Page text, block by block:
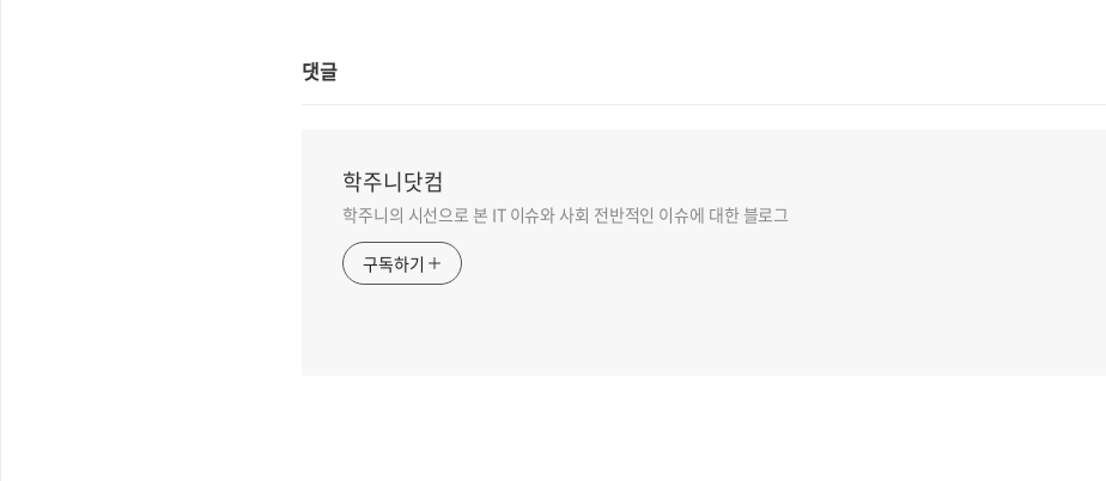
댓글
학주니닷컴
학주니의 시선으로 본 IT 이슈와 사회 전반적인 이슈에 대한 블로그
구독하기